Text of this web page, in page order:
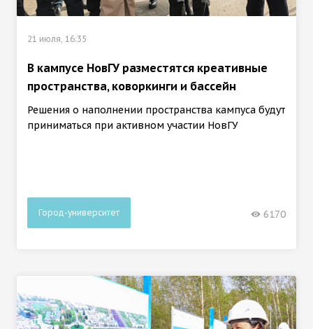
21 июля, 16:35
В кампусе НовГУ разместятся креативные
пространства, коворкинги и бассейн
Решения о наполнении пространства кампуса будут
приниматься при активном участии НовГУ
Город-университет 6170